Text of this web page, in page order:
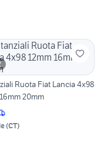
Ruota Fiat Lancia 4x98
20mm
(CT)